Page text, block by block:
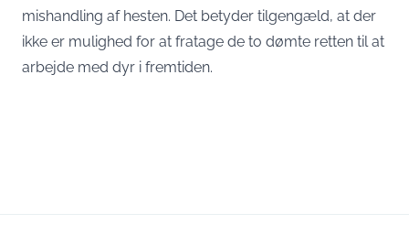
mishandling af hesten. Det betyder tilgengæld, at der
ikke er mulighed for at fratage de to dømte retten til at
arbejde med dyr i fremtiden.